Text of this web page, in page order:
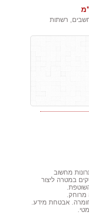
מחשוב
במטרה ליצור
מרוחק.
מיידי. 0 תקלות חומרה. אבטחת מידע.
רשתות